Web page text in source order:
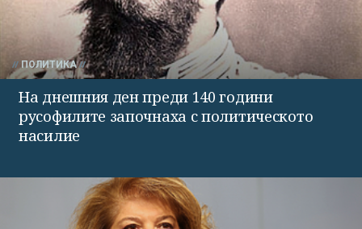
ПОЛИТИКА
На днешния ден преди 140 години
русофилите започнаха с политическото
насилие